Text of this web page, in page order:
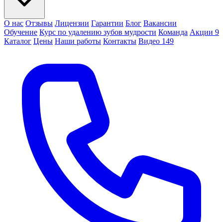
О нас Отзывы Лицензии Гарантии Блог Вакансии
Обучение Курс по удалению зубов мудрости Команда Акции 9
Каталог Цены Наши работы Контакты Видео 149